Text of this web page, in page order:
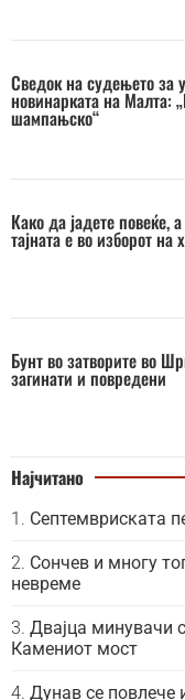
Сведок на судењето за
новинарката на Малта:
шампањско“
Како да јадете повеќе,
тајната е во изборот на
Бунт во затворите во
загинати и повредени
Најчитано
Септемвриската
Сончев и многу
невреме
Двајца минувачи
Камениот мост
Дунав се повлече